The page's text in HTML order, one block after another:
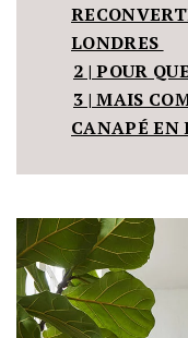
LONDRES
2 | POUR
3 | MAIS
CANAPÉ EN